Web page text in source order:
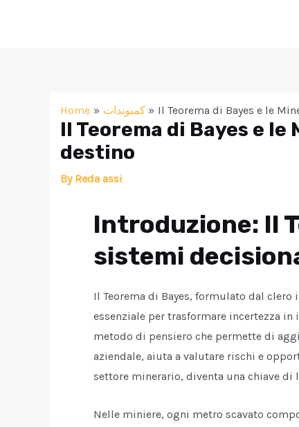
Home كمبوندات Il Teorema di Bayes e le
Il Teorema di Bayes e
destino
By Reda assi
Introduzione: Il
sistemi
Il Teorema di Bayes, formulato dal clero
essenziale per trasformare incertezza
metodo di pensiero che permette di
aziendale, aiuta a valutare rischi e
settore minerario, diventa una chiave di
Nelle miniere, ogni metro scavato